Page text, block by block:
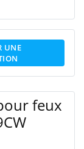
UNE
feux